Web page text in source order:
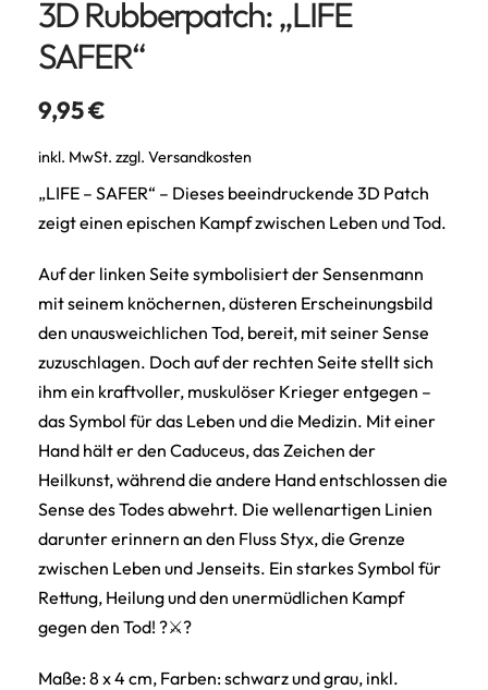
3D Rubberpatch: „LIFE
SAFER“
9,95€
inkl. MwSt. zzgl. Versandkosten
„LIFE – SAFER“ – Dieses beeindruckende 3D Patch
zeigt einen epischen Kampf zwischen Leben und Tod.
Auf der linken Seite symbolisiert der Sensenmann
mit seinem knöchernen, düsteren Erscheinungsbild
den unausweichlichen Tod, bereit, mit seiner Sense
zuzuschlagen. Doch auf der rechten Seite stellt sich
ihm ein kraftvoller, muskulöser Krieger entgegen –
das Symbol für das Leben und die Medizin. Mit einer
Hand hält er den Caduceus, das Zeichen der
Heilkunst, während die andere Hand entschlossen die
Sense des Todes abwehrt. Die wellenartigen Linien
darunter erinnern an den Fluss Styx, die Grenze
zwischen Leben und Jenseits. Ein starkes Symbol für
Rettung, Heilung und den unermüdlichen Kampf
gegen den Tod! ?⚔️?
Maße: 8 x 4 cm, Farben: schwarz und grau, inkl.